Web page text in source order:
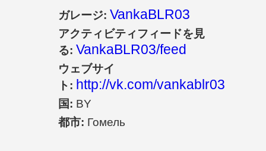
ガレージ: VankaBLR03
アクティビティフィードを見
る: VankaBLR03/feed
ウェブサイ
ト: http://vk.com/vankablr03
国: BY
都市: Гомель